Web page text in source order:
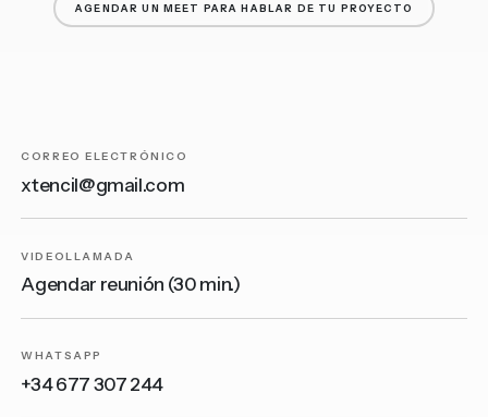
CORREO ELECTRÓNICO
xtencil@gmail.com
VIDEOLLAMADA
Agendar reunión (30 min.)
WHATSAPP
+34 677 307 244
AGENDAR UN MEET PARA HABLAR DE TU PROYECTO